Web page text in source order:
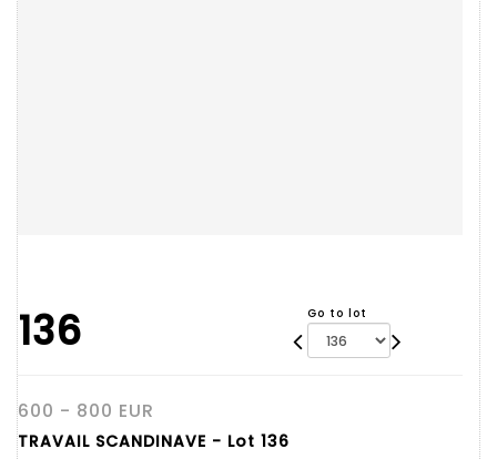
136 Go to lot
600 - 800 EUR
TRAVAIL SCANDINAVE - Lot 136